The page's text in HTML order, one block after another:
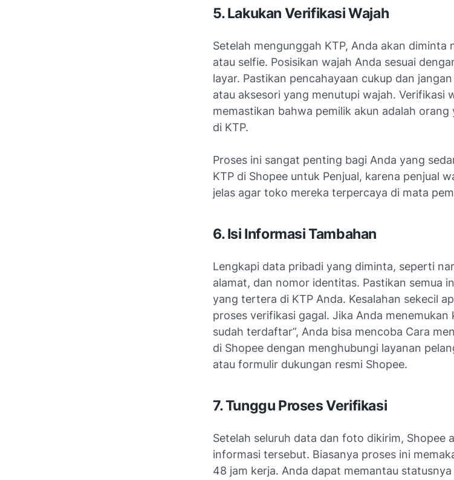
5. Lakukan Verifikasi Wajah
Setelah mengunggah KTP, Anda akan diminta
atau selfie. Posisikan wajah Anda sesuai
layar. Pastikan pencahayaan cukup dan
atau aksesori yang menutupi wajah. Verifikasi
memastikan bahwa pemilik akun adalah
di KTP.
Proses ini sangat penting bagi Anda yang
KTP di Shopee untuk Penjual, karena penjual
jelas agar toko mereka terpercaya di mata
6. Isi Informasi Tambahan
Lengkapi data pribadi yang diminta, seperti
alamat, dan nomor identitas. Pastikan semua
yang tertera di KTP Anda. Kesalahan sekecil
proses verifikasi gagal. Jika Anda menemukan
sudah terdaftar”, Anda bisa mencoba Cara
di Shopee dengan menghubungi layanan
atau formulir dukungan resmi Shopee.
7. Tunggu Proses Verifikasi
Setelah seluruh data dan foto dikirim, Shopee
informasi tersebut. Biasanya proses ini
48 jam kerja. Anda dapat memantau